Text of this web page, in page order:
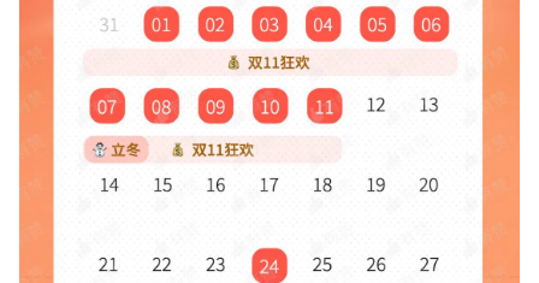
品牌消费观 行业报告
新零售资讯
培训课程
私域课程 新零售内参